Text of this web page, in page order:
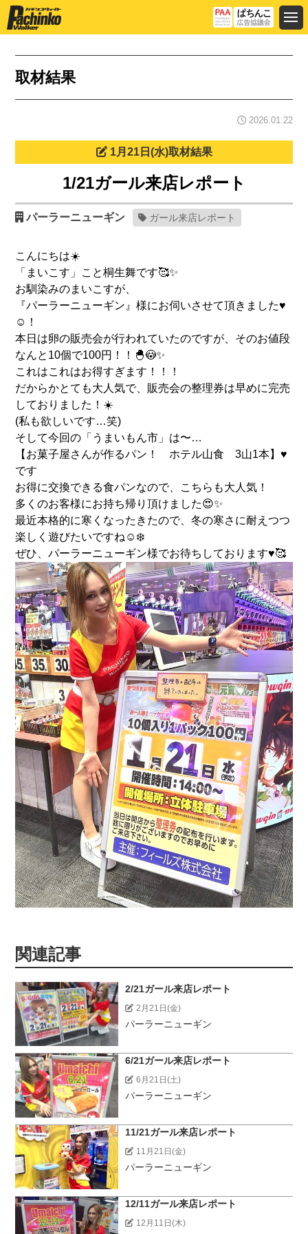
取材結果
2026.01.22
1月21日(水)取材結果
1/21ガール来店レポート
パーラーニューギン ガール来店レポート
こんにちは☀️
「まいこす」こと桐生舞です🥰✨
お馴染みのまいこすが、
『パーラーニューギン』様にお伺いさせて頂きました♥️
☺️！
本日は卵の販売会が行われていたのですが、そのお値段
なんと10個で100円！！🐣😳✨
これはこれはお得すぎます！！！
だからかとても大人気で、販売会の整理券は早めに完売
しておりました！☀️
(私も欲しいです…笑)
そして今回の「うまいもん市」は〜…
【お菓子屋さんが作るパン！ ホテル山食 3山1本】♥️
です
お得に交換できる食パンなので、こちらも大人気！
多くのお客様にお持ち帰り頂けました😍✨
最近本格的に寒くなったきたので、冬の寒さに耐えつつ
楽しく遊びたいですね☺️❄️
ぜひ、パーラーニューギン様でお待ちしております♥️🥰
関連記事
2/21ガール来店レポート
2月21日(金)
パーラーニューギン
6/21ガール来店レポート
6月21日(土)
パーラーニューギン
11/21ガール来店レポート
11月21日(金)
パーラーニューギン
12/11ガール来店レポート
12月11日(木)